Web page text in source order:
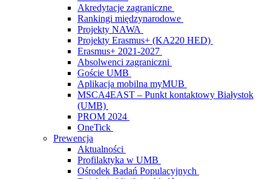
Akredytacje zagraniczne
Rankingi międzynarodowe
Projekty NAWA
Projekty Erasmus+ (KA220 HED)
Erasmus+ 2021-2027
Absolwenci zagraniczni
Goście UMB
Aplikacja mobilna myMUB
MSCA4EAST – Punkt kontaktowy Białystok
(UMB)
PROM 2024
OneTick
Prewencja
Aktualności
Profilaktyka w UMB
Ośrodek Badań Populacyjnych